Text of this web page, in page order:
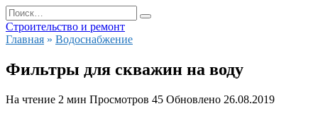
Перейти
к
содержанию
Search
for:
Строительство и ремонт
Главная » Водоснабжение
Фильтры для скважин на воду
На чтение 2 мин Просмотров 45 Обновлено 26.08.2019